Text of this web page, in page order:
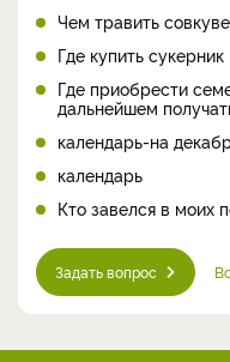
Чем травить
Где купить сукерник
Где приобрести
дальнейшем
календарь-на
календарь
Кто завелся в моих
Задать вопрос